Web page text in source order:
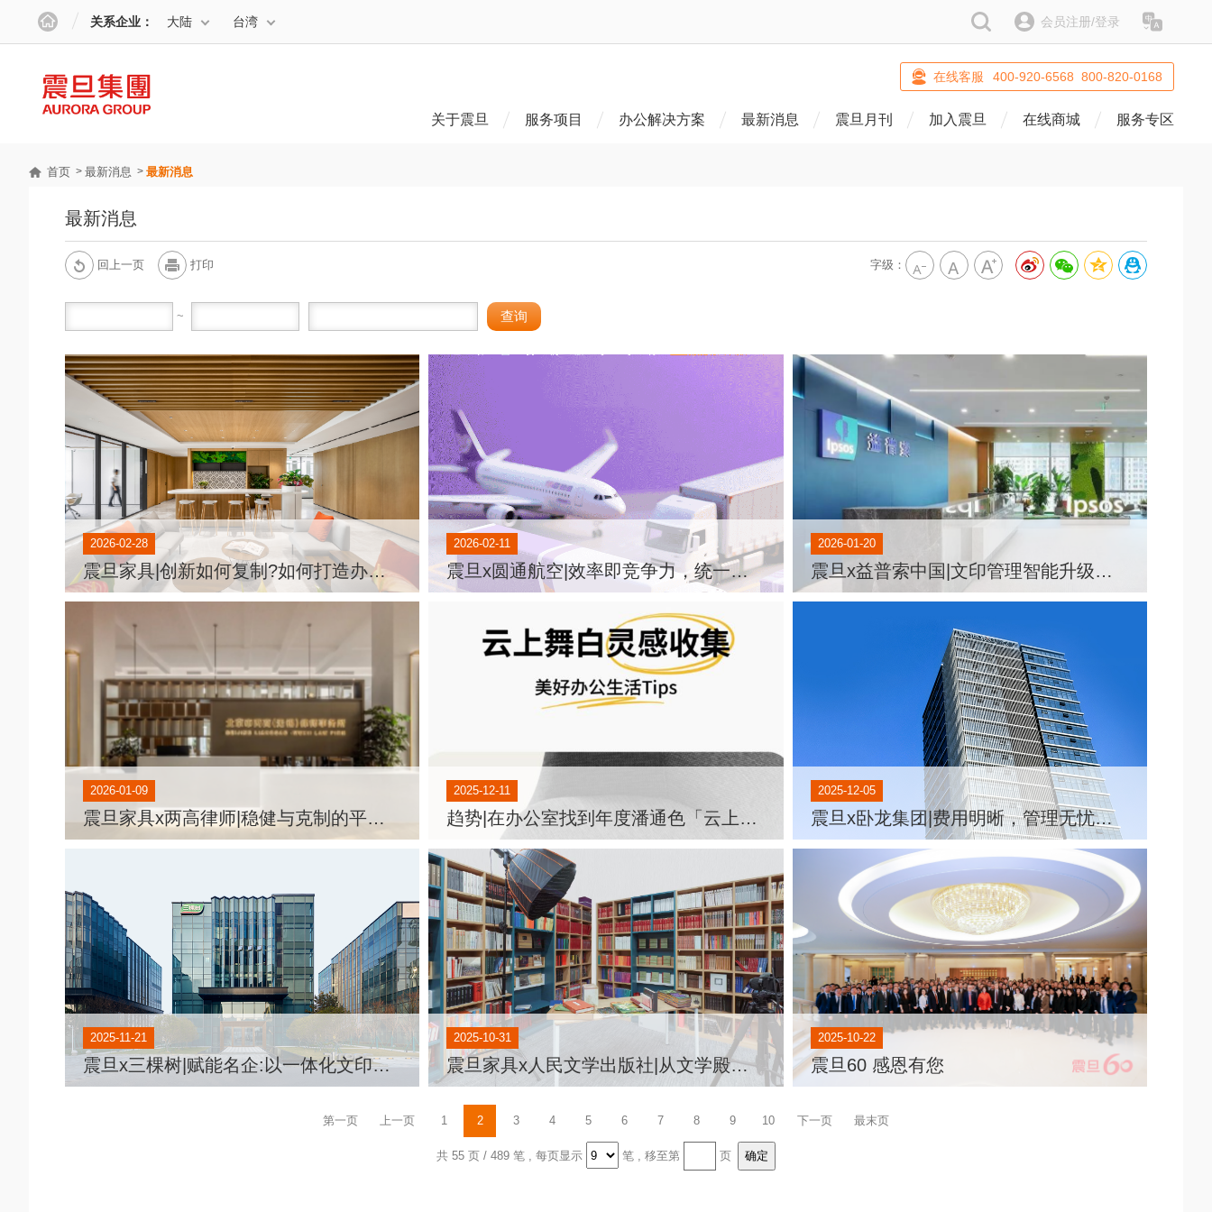
关系企业： 大陆 台湾 搜索 会员注册/登录
在线客服 400-920-6568 800-820-0168
关于震旦 服务项目 办公解决方案 最新消息 震旦月刊 加入震旦 在线商城 服务专区
首页 最新消息 最新消息
最新消息
回上一页 打印 字级：
~
2026-02-28
震旦家具|创新如何复制?如何打造办公空间
2026-02-11
震旦x圆通航空|效率即竞争力，统一文印方案，护航地面效能
2026-01-20
震旦x益普索中国|文印管理智能升级，实现降本增效新突破
2026-01-09
震旦家具x两高律师|稳健与克制的平衡美学
2025-12-11
趋势|在办公室找到年度潘通色「云上舞白」
2025-12-05
震旦x卧龙集团|费用明晰，管理无忧，实现文印管理数字化提升
2025-11-21
震旦x三棵树|赋能名企:以一体化文印方案助力效率提升
2025-10-31
震旦家具x人民文学出版社|从文学殿堂到精神灯塔
2025-10-22
震旦60 感恩有您
第一页 上一页 1 2 3 4 5 6 7 8 9 10 下一页 最末页
共 55 页 / 489 笔 , 每页显示 笔 , 移至第 页